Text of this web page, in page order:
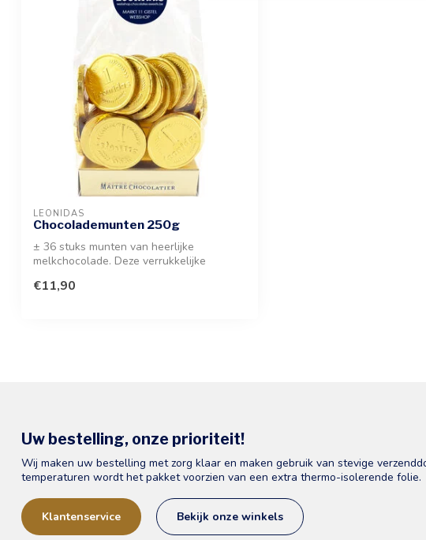
LEONIDAS
Chocolademunten 250g
± 36 stuks munten van heerlijke
melkchocolade. Deze verrukkelijke
€11,90
Uw bestelling, onze prioriteit!
Wij maken uw bestelling met zorg klaar en maken gebruik van stevige
temperaturen wordt het pakket voorzien van een extra thermo-isolerende folie.
Klantenservice Bekijk onze winkels